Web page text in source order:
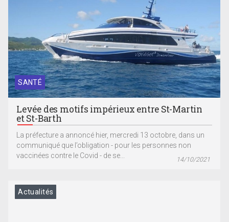
SANTÉ
Levée des motifs impérieux entre St-Martin
et St-Barth
La préfecture a annoncé hier, mercredi 13 octobre, dans un
communiqué que l’obligation - pour les personnes non
vaccinées contre le Covid - de se...
14/10/2021
Actualités